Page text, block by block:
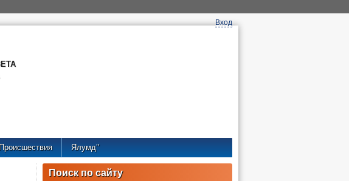
Вход
Происшествия Ялумд’’
Поиск по сайту